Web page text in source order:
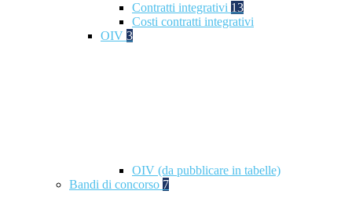
Contratti integrativi 13
Costi contratti integrativi
OIV 3
OIV (da pubblicare in tabelle)
Bandi di concorso 7